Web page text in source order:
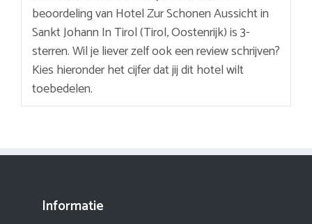
beoordeling van Hotel Zur Schonen Aussicht in
Sankt Johann In Tirol (Tirol, Oostenrijk) is 3-
sterren. Wil je liever zelf ook een review schrijven?
Kies hieronder het cijfer dat jij dit hotel wilt
toebedelen.
Informatie